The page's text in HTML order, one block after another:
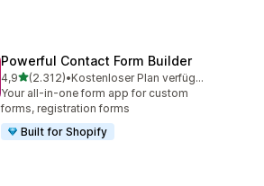
Powerful Contact Form Builder
4,9von 5 Sternen
(2.312)
2312 Rezensionen insgesamt
•
Kostenloser Plan verfügbar
Your all-in-one form app for custom
forms, registration forms
Built for Shopify